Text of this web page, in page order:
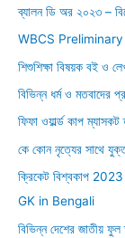
ব্যালন ডি অর ২০২৩ –
WBCS
শিশুশিক্ষা বিষয়ক বই ও
বিভিন্ন ধর্ম ও মতবাদের
ফিফা ওয়ার্ল্ড কাপ
কে কোন নৃত্যের সাথে
ক্রিকেট বিশ্বকাপ
GK in Bengali
বিভিন্ন দেশের জাতীয়